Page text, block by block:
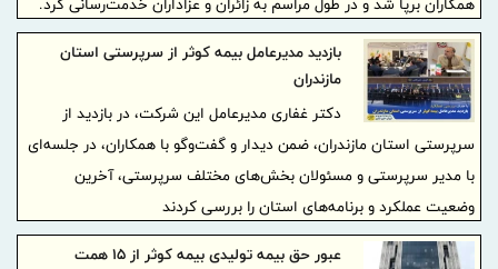
بازدید مدیرعامل بیمه کوثر از سرپرستی استان
مازندران
دکتر غفاری مدیرعامل این شرکت، در بازدید از
سرپرستی استان مازندران، ضمن دیدار و گفت‌وگو با همکاران، در جلسه‌ای
با مدیر سرپرستی و مسئولان بخش‌های مختلف سرپرستی، آخرین
وضعیت عملکرد و برنامه‌های استان را بررسی کردند
عبور حق بیمه تولیدی بیمه کوثر از 15 همت